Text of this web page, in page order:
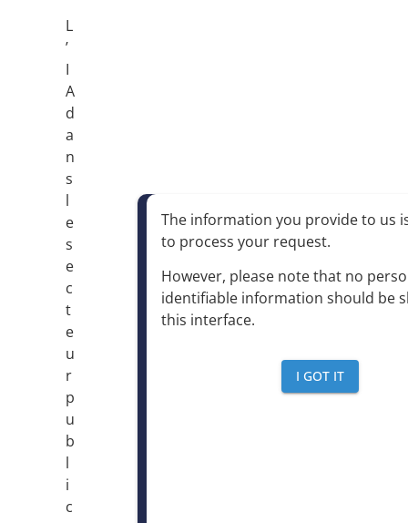
L
’
I
A
d
a
n
s
l
e
s
e
c
t
e
u
r
p
u
b
l
i
c
The information you provide to us
to process your request.
However, please note that no
identifiable information should be
this interface.
I GOT IT